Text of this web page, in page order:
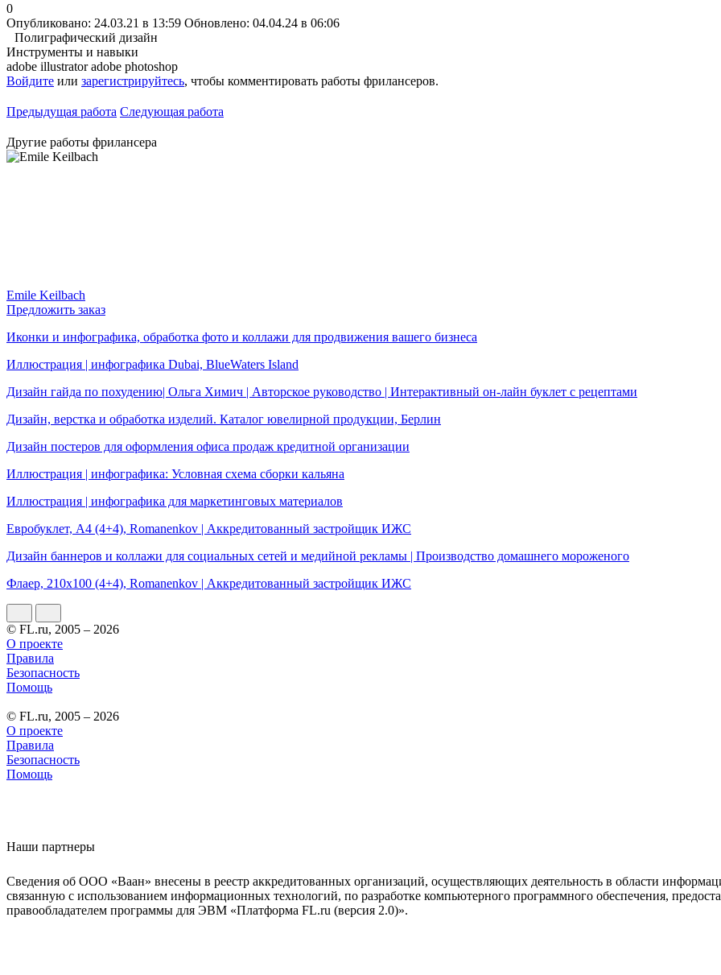
0
Опубликовано: 24.03.21 в 13:59 Обновлено: 04.04.24 в 06:06
Полиграфический дизайн
Инструменты и навыки
adobe illustratoradobe photoshop
Войдите или зарегистрируйтесь, чтобы комментировать работы фрилансеров.
Предыдущая работа Следующая работа
Другие работы фрилансера
Emile Keilbach
Предложить заказ
Иконки и инфографика, обработка фото и коллажи для продвижения вашего бизнеса
Иллюстрация | инфографика Dubai, BlueWaters Island
Дизайн гайда по похудению| Ольга Химич | Авторское руководство | Интерактивный он-лайн буклет с рецептами
Дизайн, верстка и обработка изделий. Каталог ювелирной продукции, Берлин
Дизайн постеров для оформления офиса продаж кредитной организации
Иллюстрация | инфографика: Условная схема сборки кальяна
Иллюстрация | инфографика для маркетинговых материалов
Евробуклет, А4 (4+4), Romanenkov | Аккредитованный застройщик ИЖС
Дизайн баннеров и коллажи для социальных сетей и медийной рекламы | Производство домашнего мороженого
Флаер, 210х100 (4+4), Romanenkov | Аккредитованный застройщик ИЖС
© FL.ru, 2005 – 2026
О проекте
Правила
Безопасность
Помощь
© FL.ru, 2005 – 2026
О проекте
Правила
Безопасность
Помощь
Наши партнеры
Сведения об ООО «Ваан» внесены в реестр аккредитованных организаций, осуществляющих деятельность в области
связанную с использованием информационных технологий, по разработке компьютерного программного обеспечения,
правообладателем программы для ЭВМ «Платформа FL.ru (версия 2.0)».